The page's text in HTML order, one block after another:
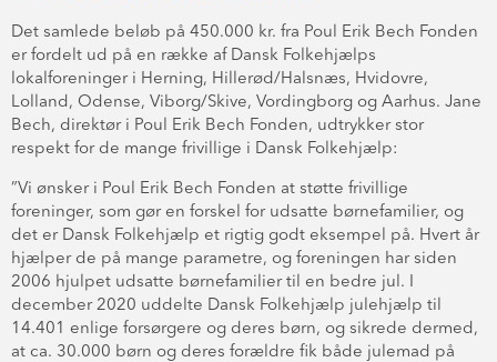
Det samlede beløb på 450.000 kr. fra Poul Erik Bech Fonden
er fordelt ud på en række af Dansk Folkehjælps
lokalforeninger i Herning, Hillerød/Halsnæs, Hvidovre,
Lolland, Odense, Viborg/Skive, Vordingborg og Aarhus. Jane
Bech, direktør i Poul Erik Bech Fonden, udtrykker stor
respekt for de mange frivillige i Dansk Folkehjælp:
”Vi ønsker i Poul Erik Bech Fonden at støtte frivillige
foreninger, som gør en forskel for udsatte børnefamilier, og
det er Dansk Folkehjælp et rigtig godt eksempel på. Hvert år
hjælper de på mange parametre, og foreningen har siden
2006 hjulpet udsatte børnefamilier til en bedre jul. I
december 2020 uddelte Dansk Folkehjælp julehjælp til
14.401 enlige forsørgere og deres børn, og sikrede dermed,
at ca. 30.000 børn og deres forældre fik både julemad på